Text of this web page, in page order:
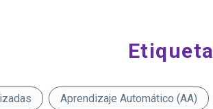
Aprendizaje Automático (AA)